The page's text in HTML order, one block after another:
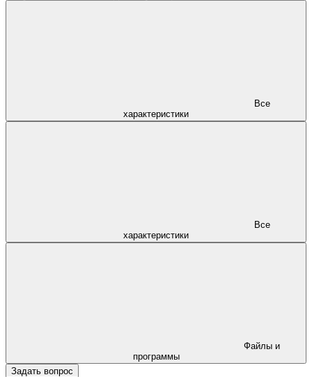
характеристики
характеристики
программы
Задать вопрос